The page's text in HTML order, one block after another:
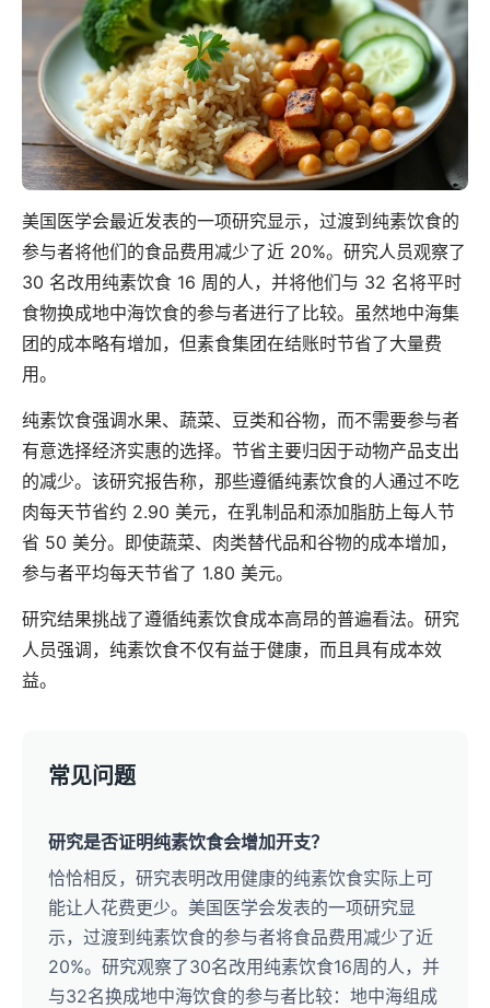
美国医学会最近发表的一项研究显示，过渡到纯素饮食的
参与者将他们的食品费用减少了近 20%。研究人员观察了
30 名改用纯素饮食 16 周的人，并将他们与 32 名将平时
食物换成地中海饮食的参与者进行了比较。虽然地中海集
团的成本略有增加，但素食集团在结账时节省了大量费
用。
纯素饮食强调水果、蔬菜、豆类和谷物，而不需要参与者
有意选择经济实惠的选择。节省主要归因于动物产品支出
的减少。该研究报告称，那些遵循纯素饮食的人通过不吃
肉每天节省约 2.90 美元，在乳制品和添加脂肪上每人节
省 50 美分。即使蔬菜、肉类替代品和谷物的成本增加，
参与者平均每天节省了 1.80 美元。
研究结果挑战了遵循纯素饮食成本高昂的普遍看法。研究
人员强调，纯素饮食不仅有益于健康，而且具有成本效
益。
常见问题
研究是否证明纯素饮食会增加开支？
恰恰相反，研究表明改用健康的纯素饮食实际上可
能让人花费更少。美国医学会发表的一项研究显
示，过渡到纯素饮食的参与者将食品费用减少了近
20%。研究观察了30名改用纯素饮食16周的人，并
与32名换成地中海饮食的参与者比较：地中海组成